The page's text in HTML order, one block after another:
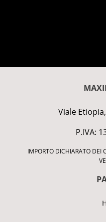
Viale
P.IVA:
IMPORTO DICHIARATO DEI